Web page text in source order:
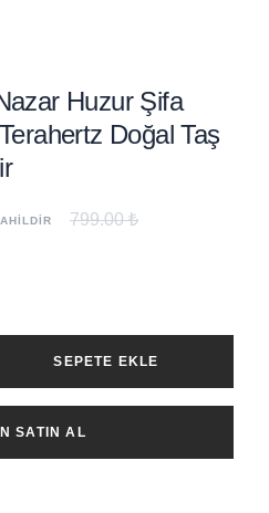
Huzur Şifa
Doğal Taş
799.00 ₺
SEPETE EKLE
SATIN AL